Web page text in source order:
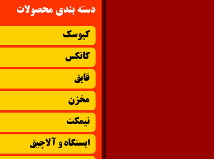
دسته بندی محصولات
کیوسک
کانکس
قایق
مخزن
نیمکت
ایستگاه و آلاچیق